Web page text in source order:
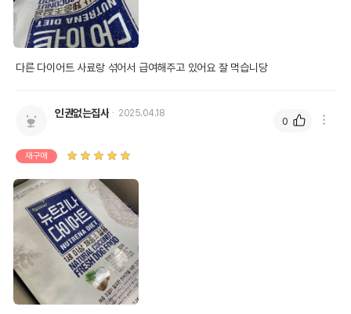
다른 다이어트 사료랑 섞어서 급여해주고 있어요 잘 먹습니당
인권없는집사 2025.04.18
재구매
0